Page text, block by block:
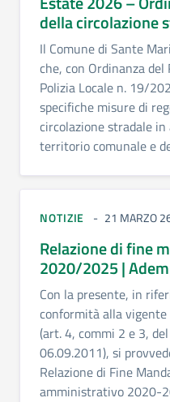
della circolazione
Il Comune di Sante
che, con Ordinanza del
Polizia Locale n. 19/
specifiche misure di
circolazione stradale in
territorio comunale e
NOTIZIE 21 MARZO
Relazione di fine
2020/2025 |
Con la presente, in
conformità alla
(art. 4, commi 2 e 3,
06.09.2011), si
Relazione di Fine
amministrativo 2020-